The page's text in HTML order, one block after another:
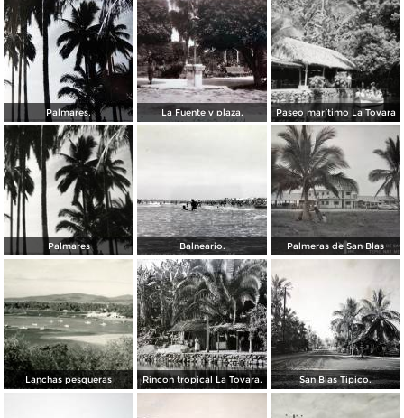
Palmares. La Fuente y plaza. Paseo marítimo La Tovara
Palmares Balneario. Palmeras de San Blas
Lanchas pesqueras Rincon tropical La Tovara. San Blas Tipico.